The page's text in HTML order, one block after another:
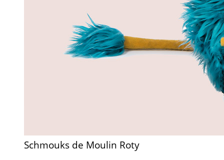
Schmouks de Moulin Roty